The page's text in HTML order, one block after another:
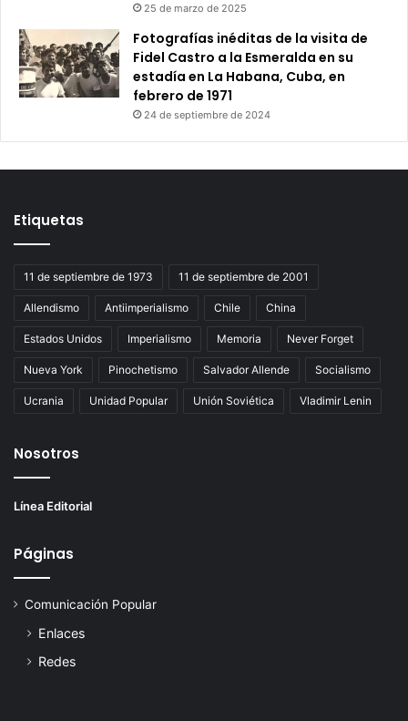
25 de marzo de 2025
Fotografías inéditas de la visita de
Fidel Castro a la Esmeralda en su
estadía en La Habana, Cuba, en
febrero de 1971
24 de septiembre de 2024
Etiquetas
11 de septiembre de 1973 11 de septiembre de 2001
Allendismo Antiimperialismo Chile China
Estados Unidos Imperialismo Memoria Never Forget
Nueva York Pinochetismo Salvador Allende Socialismo
Ucrania Unidad Popular Unión Soviética Vladimir Lenin
Nosotros
Línea Editorial
Páginas
Comunicación Popular
Enlaces
Redes